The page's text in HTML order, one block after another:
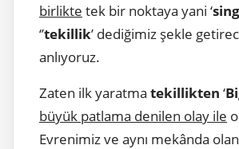
birlikte tek bir noktaya yani ‘
‘’tekillik’ dediğimiz şekle
anlıyoruz.
Zaten ilk yaratma tekillikten ‘
büyük patlama denilen olay ile
Evrenimiz ve aynı mekânda olan